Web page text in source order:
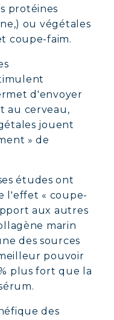
protéines
ou végétales
coupe-faim.
d'envoyer
au cerveau,
jouent
» de
études ont
l'effet « coupe-
aux autres
marin
des sources
pouvoir
plus fort que la
des